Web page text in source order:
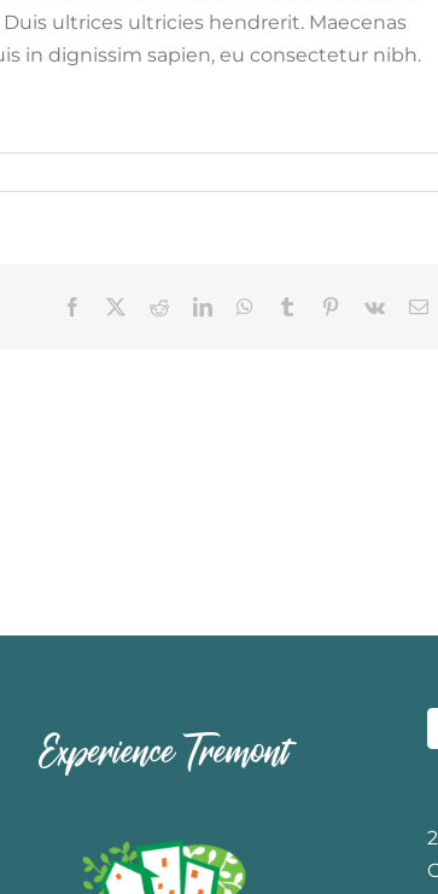
ultrices ultricies hendrerit. Maecenas
in dignissim sapien, eu consectetur nibh.
Facebook RedditLinkedInWhatsApp
Tumblr Pinterest
Vk